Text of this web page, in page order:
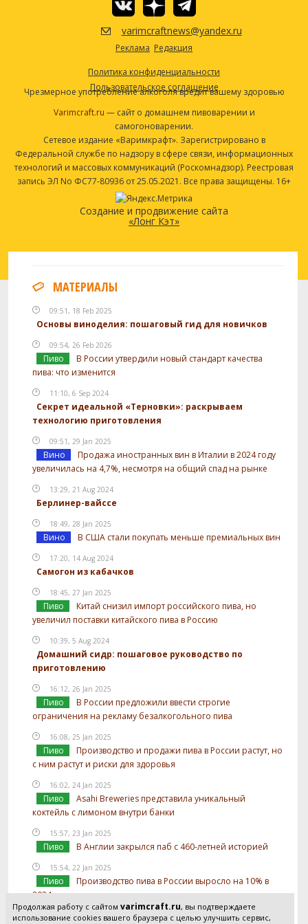
Другие ингредиенты
Таблетки Whirlfloc
Посмотреть рецепт полностью
varimcraftnews@yandex.ru
Реклама Редакция
Политика конфиденциальности
Пользовательское соглашение
Чрезмерное употребление алкоголя вредит вашему здоровью
Varimcraft.ru — сайт о домашнем пивоварении и
самогоноварении.
Сетевое издание «Варимкрафт». Зарегистрировано в
Федеральной службе по надзору в сфере связи, информационных
технологий и массовых коммуникаций (Роскомнадзор). Реестровая
запись ЭЛ No ФС77-80936 от 25.05.2021. Все права защищены. 16+
Создание и продвижение сайта
«Лонг Кэт»
Продолжая работу с сайтом varimcraft.ru, вы подтверждаете
использование cookies вашего браузера с целью улучшить сервис,
МАТЕРИАЛЫ
09:51, 18 Feb 2025
Основы виноделия: пошаговый гид для новичков
09:54, 26 Feb 2026
Пиво
В России утвердили новый стандарт качества
пива: что изменится
11:10, 6 Sep 2024
Секрет идеальной «Терновки»: раскрываем
технологию приготовления
09:51, 29 Jan 2025
Вино
Продажа иностранных вин в Италии в 2024 году
увеличилась на 4,7%, несмотря на общий спад на рынке
13:29, 21 Aug 2024
Берлинер-вайссе
18:49, 28 Jan 2025
Вино В США стали покупать меньше премиальных вин
17:20, 14 Aug 2024
Самогон из кабачков
18:45, 27 Jan 2025
Пиво
Китай снизил импорт российского пива, но
увеличил поставки китайского пива в Россию
10:39, 5 Aug 2024
Домашний сидр: пошаговое руководство по
приготовлению
16:12, 26 Jan 2025
Пиво
В России предложили ввести строгие
ограничения на рекламу безалкогольного пива
16:08, 25 Jan 2025
Пиво
Производство и продажи пива в России растут, но
с ним растут и риски для здоровья
16:02, 24 Jan 2025
Пиво
Asahi Breweries представила уникальный
коктейль с лимоном внутри банки
15:57, 23 Jan 2025
Пиво В Англии закрылся паб с 460-летней историей
15:54, 22 Jan 2025
Пиво
Производство пива в России выросло на 10% в
2024 году
15:52, 21 Jan 2025